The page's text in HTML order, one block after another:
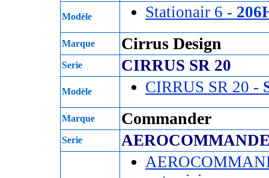
Modèle Stationair 6 -
Marque Cirrus Design
Serie CIRRUS SR 20
Modèle CIRRUS SR 20 -
Marque Commander
Serie